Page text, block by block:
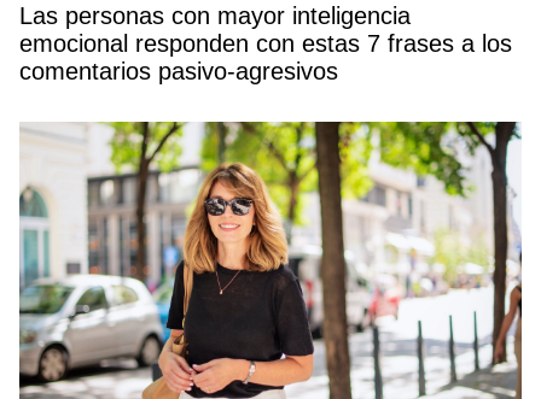
Las personas con mayor inteligencia
emocional responden con estas 7 frases a los
comentarios pasivo-agresivos